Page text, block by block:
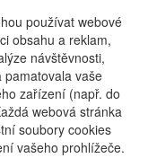
používat webové
obsahu a reklam,
návštěvnosti,
pamatovala vaše
zařízení (např. do
webová stránka
soubory cookies
vašeho prohlížeče.